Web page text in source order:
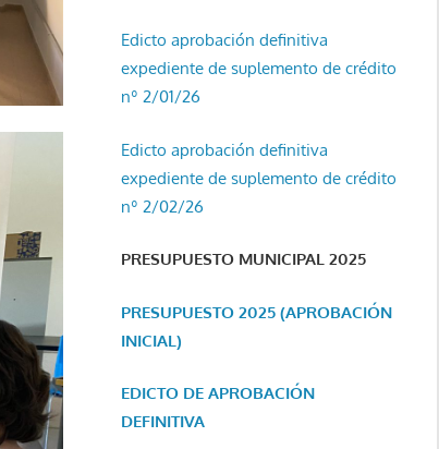
Edicto aprobación definitiva
expediente de suplemento de crédito
nº 2/01/26
Edicto aprobación definitiva
expediente de suplemento de crédito
nº 2/02/26
PRESUPUESTO MUNICIPAL 2025
PRESUPUESTO 2025 (APROBACIÓN
INICIAL)
EDICTO DE APROBACIÓN
DEFINITIVA